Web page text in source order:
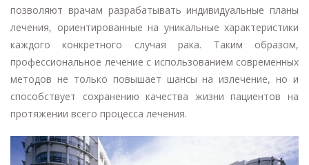
позволяют врачам разрабатывать индивидуальные планы
лечения, ориентированные на уникальные характеристики
каждого конкретного случая рака. Таким образом,
профессиональное лечение с использованием современных
методов не только повышает шансы на излечение, но и
способствует сохранению качества жизни пациентов на
протяжении всего процесса лечения.